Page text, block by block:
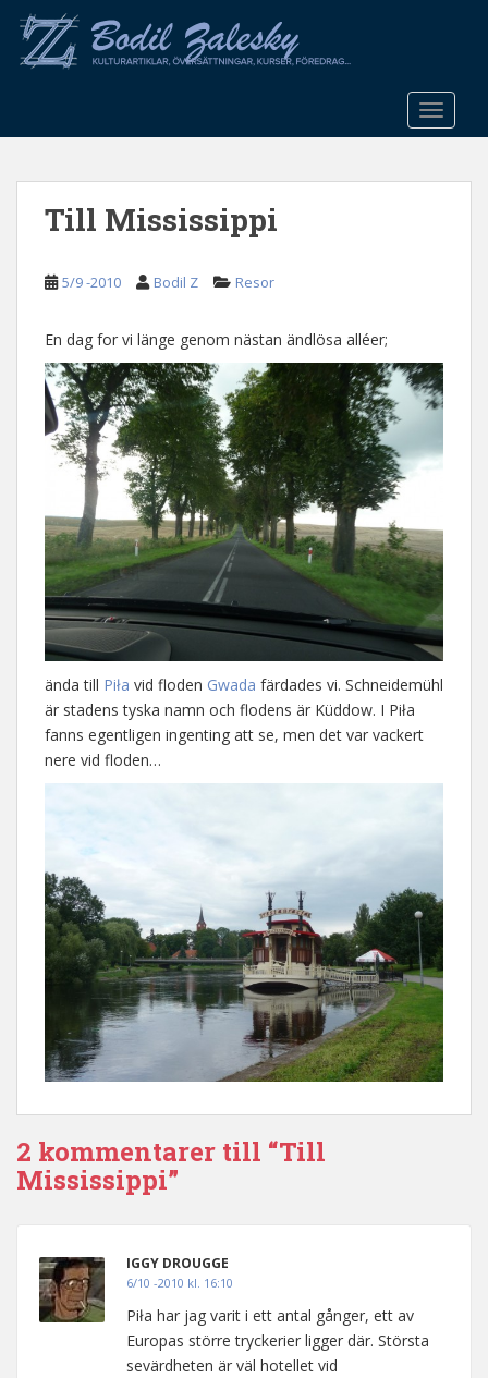
o
Till Mississippi
5/9 -2010 Bodil Z Resor
En dag for vi länge genom nästan ändlösa alléer;
ända till Piła vid floden Gwada färdades vi. Schneidemühl
är stadens tyska namn och flodens är Küddow. I Piła
fanns egentligen ingenting att se, men det var vackert
nere vid floden…
2 kommentarer till “Till
Mississippi”
IGGY DROUGGE
6/10 -2010 kl. 16:10
Piła har jag varit i ett antal gånger, ett av
Europas större tryckerier ligger där. Största
sevärdheten är väl hotellet vid